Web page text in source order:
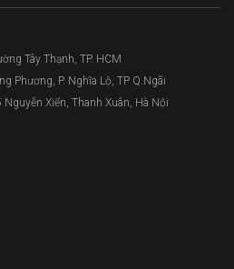
Tây Thạnh, TP. HCM
Phương, P. Nghĩa Lộ, TP Q.Ngãi
Xiển, Thanh Xuân, Hà Nội